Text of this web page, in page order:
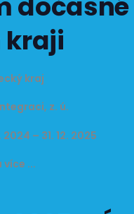
kraji
kraj
z. ú.
2024 – 31. 12. 2025
...